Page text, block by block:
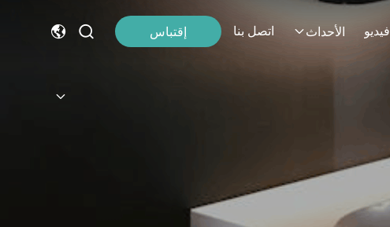
فيديو الأحداث اتصل بنا إقتباس